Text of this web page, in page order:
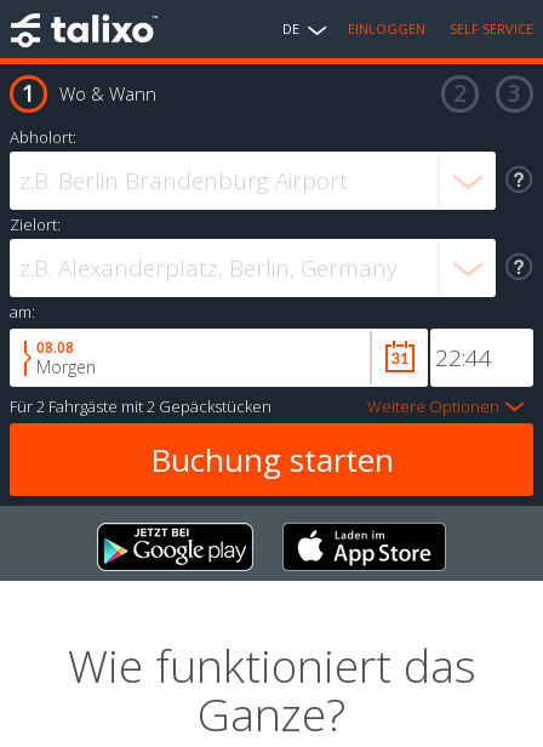
DE EINLOGGEN SELF SERVICE
Wo & Wann
Abholort:
Zielort:
am:
08.08
Morgen
Für2 Fahrgäste mit2 Gepäckstücken Weitere Optionen
Wie funktioniert das
Ganze?